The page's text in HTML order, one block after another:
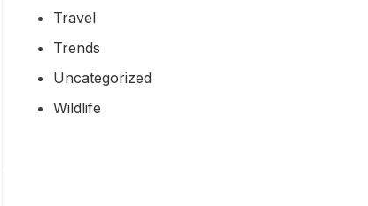
Travel
Trends
Uncategorized
Wildlife